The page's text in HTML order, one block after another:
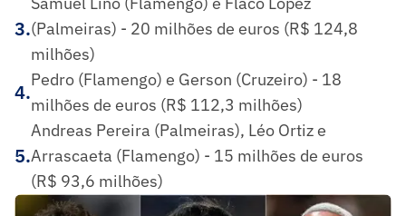
3.(Palmeiras) - 20 milhões de euros (R$ 124,8
milhões)
4.
Pedro (Flamengo) e Gerson (Cruzeiro) - 18
milhões de euros (R$ 112,3 milhões)
5.
Andreas Pereira (Palmeiras), Léo Ortiz e
Arrascaeta (Flamengo) - 15 milhões de euros
(R$ 93,6 milhões)